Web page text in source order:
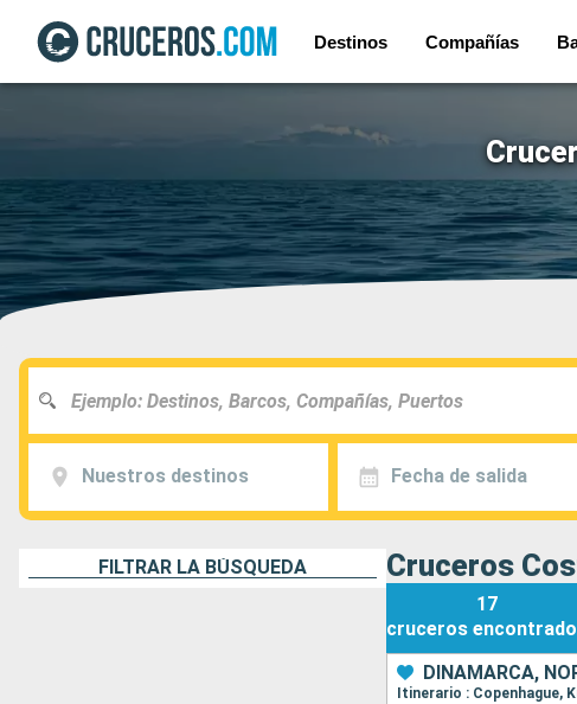
Destinos Compañías
Nuestros destinos Fecha de salida
FILTRAR LA BÚSQUEDA Cruceros
17
cruceros
DINAMARCA,
Itinerario : Copenhague,